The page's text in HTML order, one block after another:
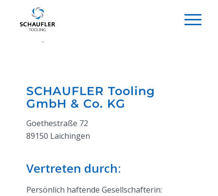
Impressum
SCHAUFLER Tooling
GmbH & Co. KG
Goethestraße 72
89150 Laichingen
Vertreten durch:
Persönlich haftende Gesellschafterin: